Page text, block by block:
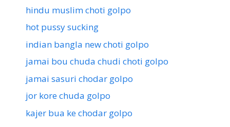
hindu muslim choti golpo
hot pussy sucking
indian bangla new choti golpo
jamai bou chuda chudi choti golpo
jamai sasuri chodar golpo
jor kore chuda golpo
kajer bua ke chodar golpo